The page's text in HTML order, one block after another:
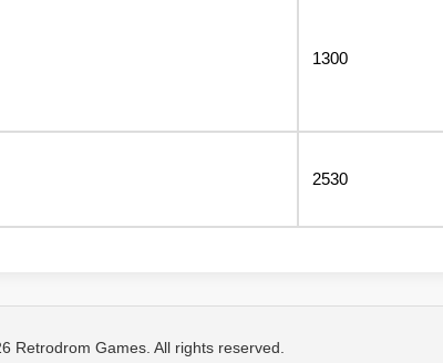
1300
2530
Retrodrom Games. All rights reserved.